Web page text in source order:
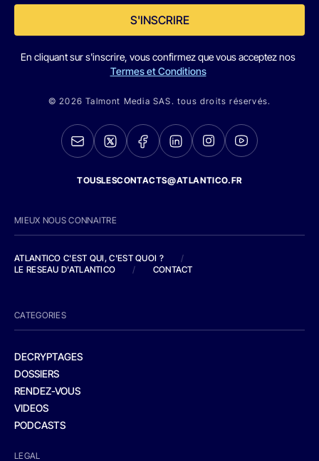
S'INSCRIRE
En cliquant sur s'inscrire, vous confirmez que vous acceptez nos
Termes et Conditions
© 2026 Talmont Media SAS. tous droits réservés.
TOUSLESCONTACTS@ATLANTICO.FR
MIEUX NOUS CONNAITRE
ATLANTICO C'EST QUI, C'EST QUOI ?
/
LE RESEAU D'ATLANTICO
/ CONTACT
CATEGORIES
DECRYPTAGES
DOSSIERS
RENDEZ-VOUS
VIDEOS
PODCASTS
LEGAL